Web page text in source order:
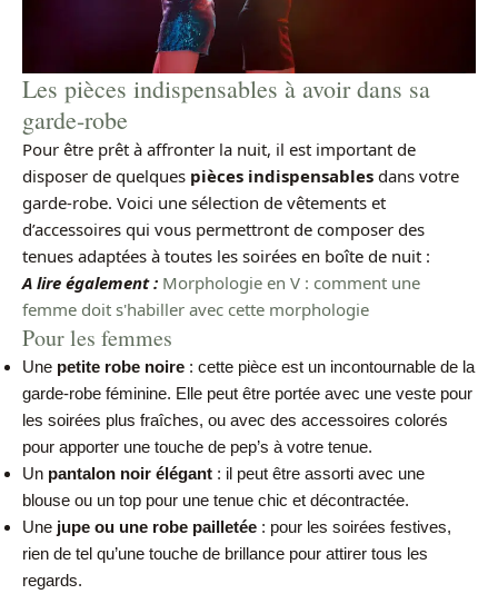
Les pièces indispensables à avoir dans sa
garde-robe
Pour être prêt à affronter la nuit, il est important de
disposer de quelques pièces indispensables dans votre
garde-robe. Voici une sélection de vêtements et
d’accessoires qui vous permettront de composer des
tenues adaptées à toutes les soirées en boîte de nuit :
A lire également : Morphologie en V : comment une
femme doit s'habiller avec cette morphologie
Pour les femmes
Une petite robe noire : cette pièce est un incontournable de la
garde-robe féminine. Elle peut être portée avec une veste pour
les soirées plus fraîches, ou avec des accessoires colorés
pour apporter une touche de pep’s à votre tenue.
Un pantalon noir élégant : il peut être assorti avec une
blouse ou un top pour une tenue chic et décontractée.
Une jupe ou une robe pailletée : pour les soirées festives,
rien de tel qu’une touche de brillance pour attirer tous les
regards.